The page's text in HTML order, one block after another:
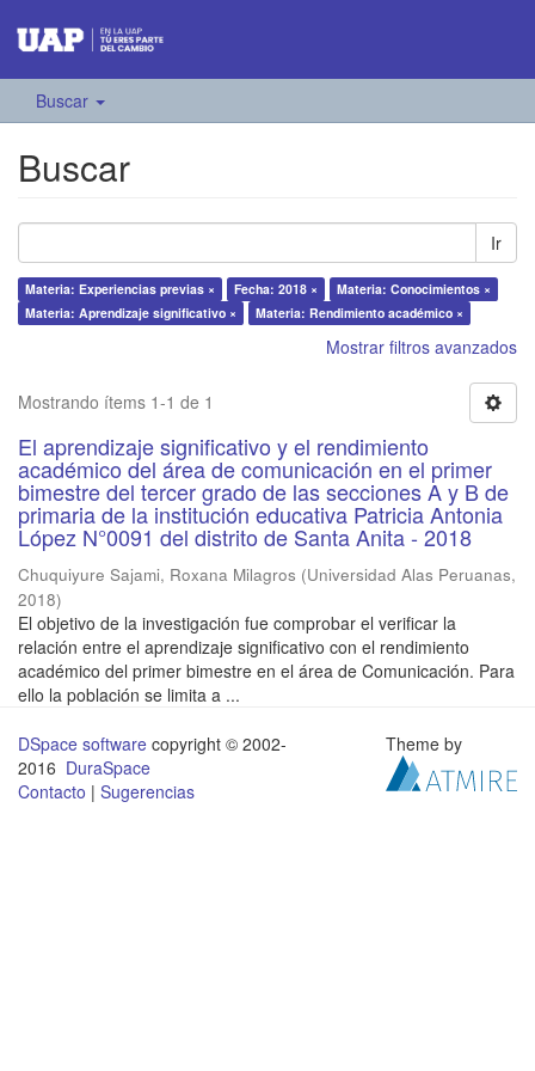
Buscar
Buscar
Ir
Materia: Experiencias previas × Fecha: 2018 ×
Materia: Conocimientos ×
Materia: Aprendizaje significativo ×
Materia: Rendimiento académico ×
Mostrar filtros avanzados
Mostrando ítems 1-1 de 1
El aprendizaje significativo y el rendimiento
académico del área de comunicación en el primer
bimestre del tercer grado de las secciones A y B de
primaria de la institución educativa Patricia Antonia
López N°0091 del distrito de Santa Anita - 2018
Chuquiyure Sajami, Roxana Milagros (Universidad Alas Peruanas,
2018)
El objetivo de la investigación fue comprobar el verificar la
relación entre el aprendizaje significativo con el rendimiento
académico del primer bimestre en el área de Comunicación. Para
ello la población se limita a ...
DSpace software copyright © 2002-
2016 DuraSpace
Contacto | Sugerencias
Theme by